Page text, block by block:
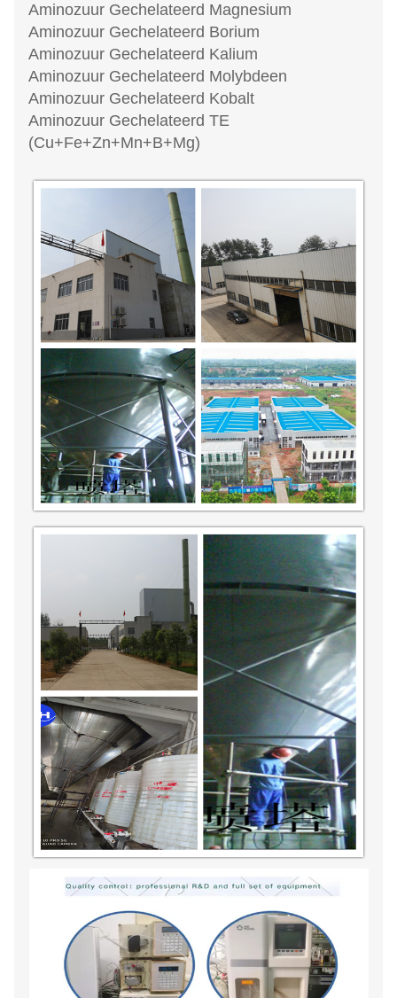
Aminozuur Gechelateerd Magnesium
Aminozuur Gechelateerd Borium
Aminozuur Gechelateerd Kalium
Aminozuur Gechelateerd Molybdeen
Aminozuur Gechelateerd Kobalt
Aminozuur Gechelateerd TE
(Cu+Fe+Zn+Mn+B+Mg)